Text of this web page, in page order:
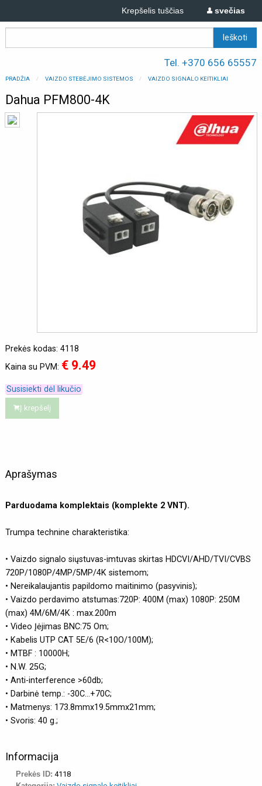
svečias
Krepšelis tuščias
Tel. +370 656 65557
PRADŽIA VAIZDO STEBĖJIMO SISTEMOS VAIZDO SIGNALO KEITIKLIAI
Dahua PFM800-4K
Prekės kodas: 4118
Kaina su PVM: € 9.49
Susisiekti dėl likučio
Į krepšelį
Aprašymas
Parduodama komplektais (komplekte 2 VNT).
Trumpa technine charakteristika:
• Vaizdo signalo siųstuvas-imtuvas skirtas HDCVI/AHD/TVI/CVBS
720P/1080P/4MP/5MP/4K sistemom;
• Nereikalaujantis papildomo maitinimo (pasyvinis);
• Vaizdo perdavimo atstumas:720P: 400M (max) 1080P: 250M
(max) 4M/6M/4K : max.200m
• Video Įėjimas BNC:75 Om;
• Kabelis UTP CAT 5E/6 (R<10O/100M);
• MTBF : 10000H;
• N.W. 25G;
• Anti-interference >60db;
• Darbinė temp.: -30C...+70C;
• Matmenys: 173.8mmx19.5mmx21mm;
• Svoris: 40 g.;
Informacija
Prekės ID: 4118